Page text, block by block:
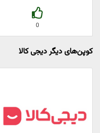
0
کوپن‌های دیگر دیجی کالا